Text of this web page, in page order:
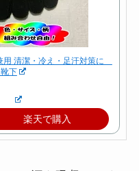
用 清潔・冷え・足汗対策に
下
楽天で購入